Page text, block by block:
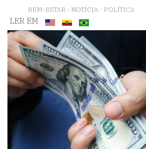
BEM-ESTAR - NOTÍCIA - POLÍTICA
LER EM